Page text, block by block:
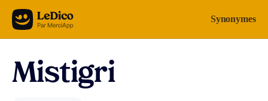
Aller au contenu Synonymes
Mistigri